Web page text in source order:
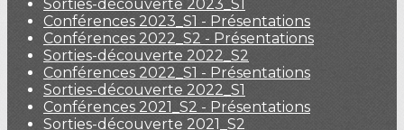
Sorties-découverte 2023_S1
Conférences 2023_S1 - Présentations
Conférences 2022_S2 - Présentations
Sorties-découverte 2022_S2
Conférences 2022_S1 - Présentations
Sorties-découverte 2022_S1
Conférences 2021_S2 - Présentations
Sorties-découverte 2021_S2